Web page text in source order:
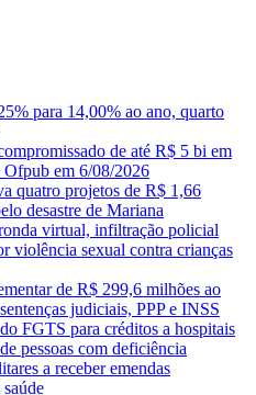
para 14,00% ao ano, quarto
de até R$ 5 bi em
em 6/08/2026
quatro projetos de R$ 1,66
desastre de Mariana
virtual, infiltração policial
violência sexual contra crianças
de R$ 299,6 milhões ao
judiciais, PPP e INSS
FGTS para créditos a hospitais
pessoas com deficiência
a receber emendas